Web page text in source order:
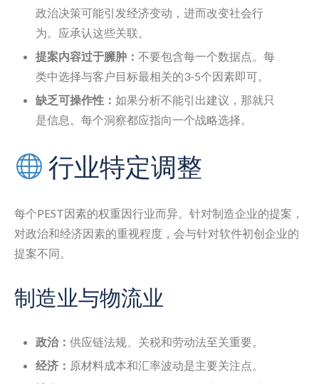
政治决策可能引发经济变动，进而改变社会行
为。应承认这些关联。
提案内容过于臃肿： 不要包含每一个数据点。每
类中选择与客户目标最相关的3-5个因素即可。
缺乏可操作性： 如果分析不能引出建议，那就只
是信息。每个洞察都应指向一个战略选择。
行业特定调整
每个PEST因素的权重因行业而异。针对制造企业的提案，
对政治和经济因素的重视程度，会与针对软件初创企业的
提案不同。
制造业与物流业
政治： 供应链法规、关税和劳动法至关重要。
经济： 原材料成本和汇率波动是主要关注点。